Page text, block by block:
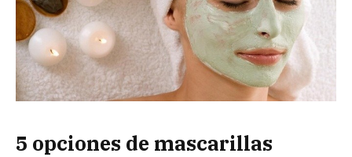
5 opciones de mascarillas